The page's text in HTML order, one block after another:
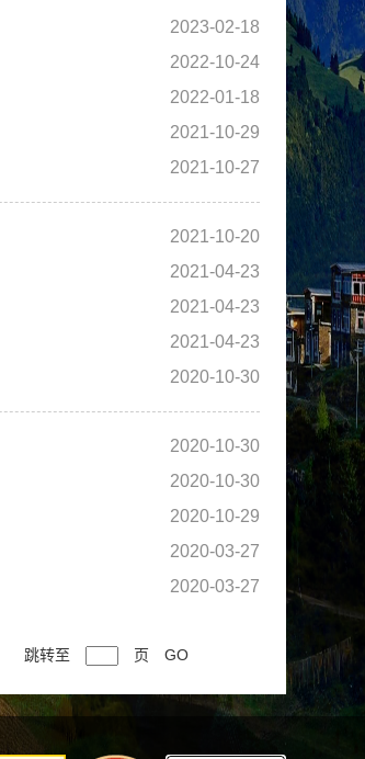
2023-02-18
2022-10-24
2022-01-18
2021-10-29
2021-10-27
2021-10-20
2021-04-23
2021-04-23
2021-04-23
2020-10-30
2020-10-30
2020-10-30
2020-10-29
2020-03-27
2020-03-27
跳转至 页 GO